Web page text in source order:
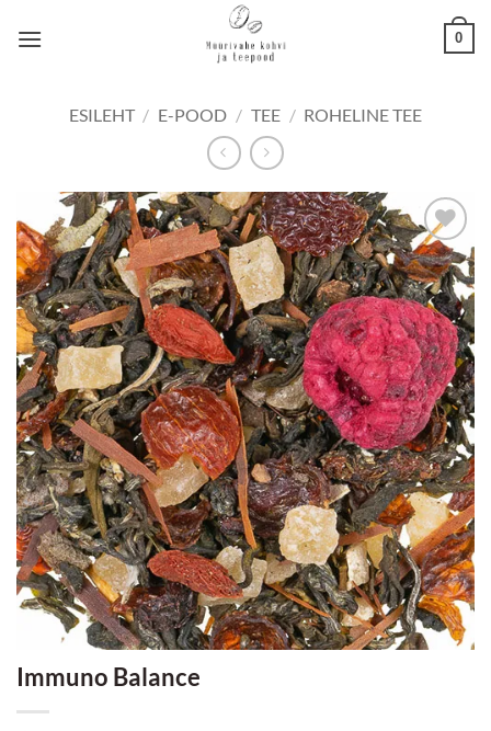
0
ESILEHT / E-POOD / TEE / ROHELINE TEE
Lisa
lemmikuks
Immuno Balance